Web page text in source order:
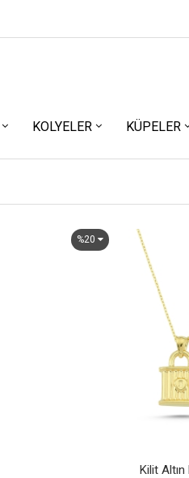
KOLYELER KÜPELER
%20
Kilit Altın